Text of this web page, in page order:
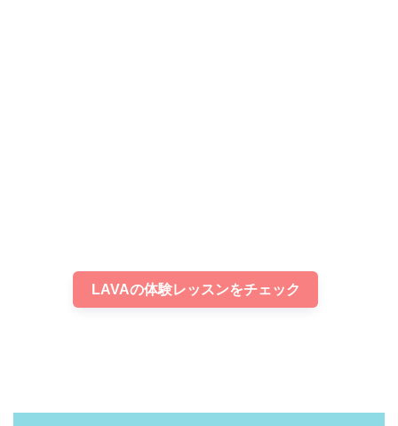
LAVAの体験レッスンをチェック